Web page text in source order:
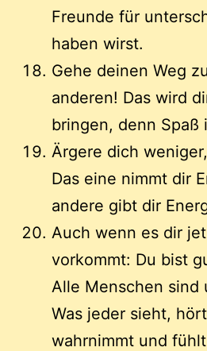
Freunde für
haben wirst.
Gehe deinen Weg
anderen! Das wird
bringen, denn Spaß
Ärgere dich
Das eine nimmt dir
andere gibt dir
Auch wenn es dir
vorkommt: Du bist
Alle Menschen sind
Was jeder sieht,
wahrnimmt und